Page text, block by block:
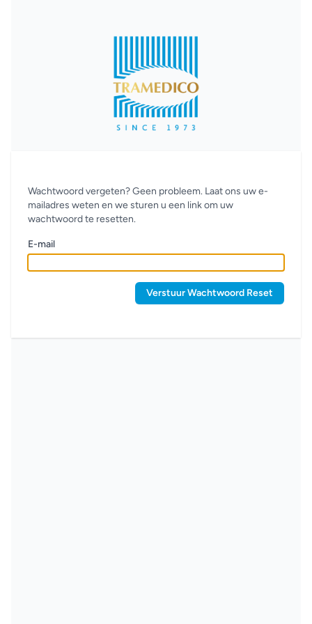
Wachtwoord vergeten? Geen probleem. Laat ons uw e-
mailadres weten en we sturen u een link om uw
wachtwoord te resetten.
E-mail
Verstuur Wachtwoord Reset